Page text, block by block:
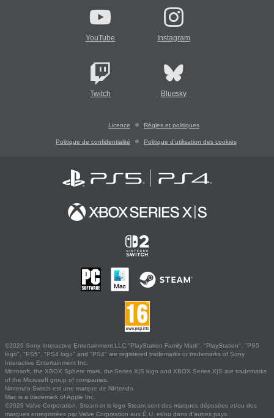
YouTube Instagram
Twitch Bluesky
Licence Règles et politiques
Politique de confidentialité Politique d'utilisation des cookies
©2026 Sony Interactive Entertainment LLC."PlayStation Family Mark", "PlayStation", "PS5
logo", "PS5", "PS4 logo" and "PS4" are registered trademarks or trademarks of Sony
Interactive Entertainment Inc.
Microsoft, the XBOX Sphere mark, the Series X|S logo and XBOX Series X|S are trademarks
of the Microsoft group of companies.
Nintendo Switch est une marque de Nintendo.
Mac is a trademark of Apple Inc.
©2026 Valve Corporation. Steam et le logo Steam sont des marques déposées et/ou des
marques enregistrées par Valve Corporation aux É.U. et/ou dans d'autres pays.